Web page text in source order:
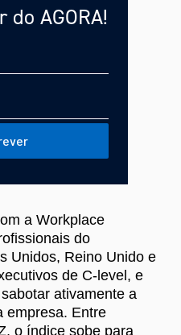
AGORA!
a Workplace
do
Unidos, Reino Unido e
de C-level, e
ativamente a
empresa. Entre
o índice sobe para